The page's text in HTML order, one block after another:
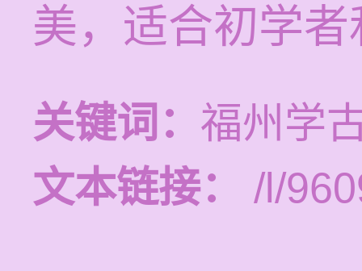
美，适合初学
关键词： 福州学
文本链接：
/l/